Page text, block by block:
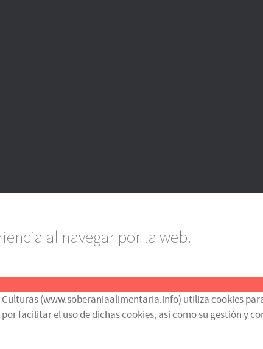
al navegar por la web.
(www.soberaniaalimentaria.info) utiliza cookies
facilitar el uso de dichas cookies, así como su gestión y